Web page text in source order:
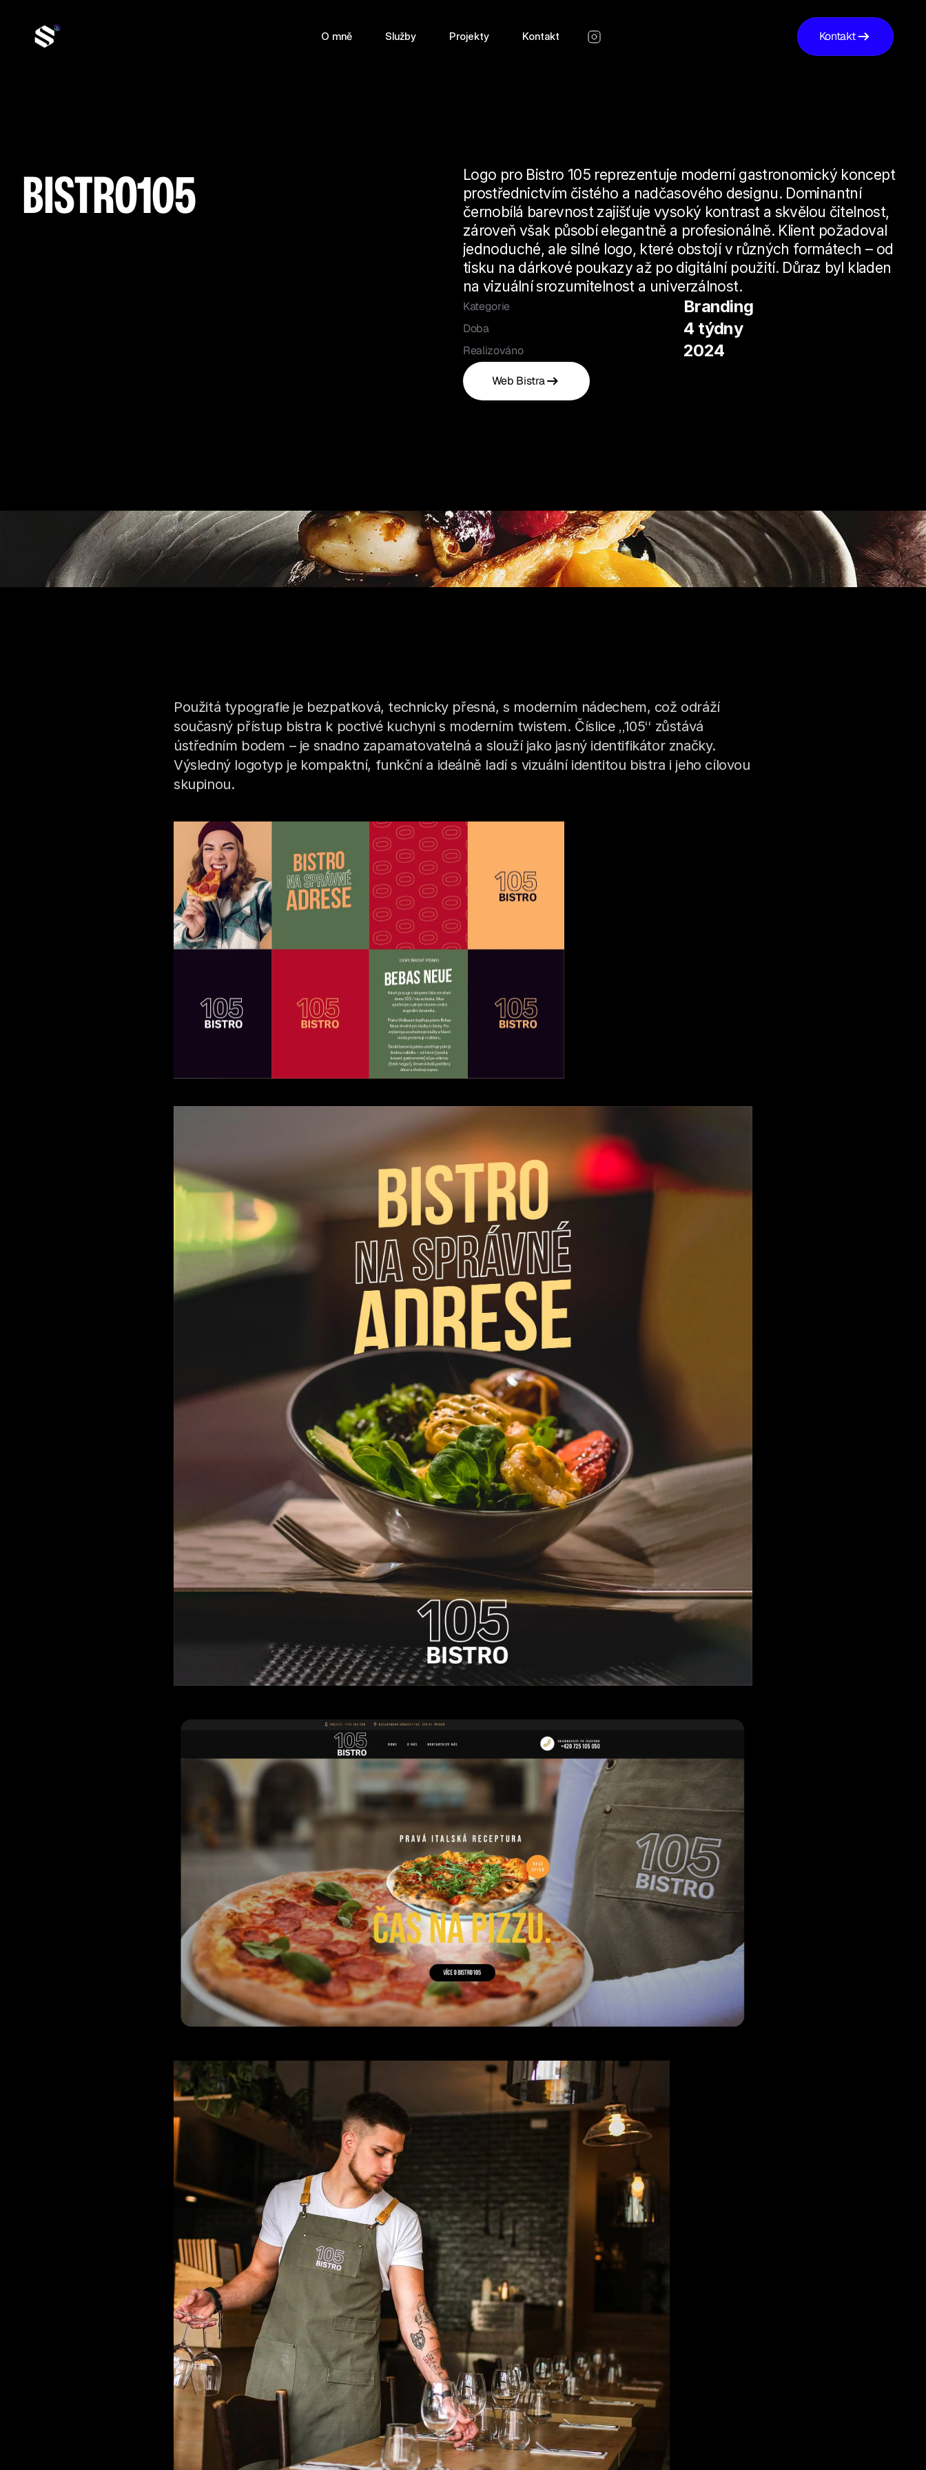
O mně Služby Projekty Kontakt Kontakt
BISTRO105
Logo pro Bistro 105 reprezentuje moderní gastronomický koncept
prostřednictvím čistého a nadčasového designu. Dominantní
černobílá barevnost zajišťuje vysoký kontrast a skvělou čitelnost,
zároveň však působí elegantně a profesionálně. Klient požadoval
jednoduché, ale silné logo, které obstojí v různých formátech – od
tisku na dárkové poukazy až po digitální použití. Důraz byl kladen
na vizuální srozumitelnost a univerzálnost.
Kategorie Branding
Doba 4 týdny
Realizováno 2024
Web Bistra
Použitá typografie je bezpatková, technicky přesná, s moderním nádechem, což odráží
současný přístup bistra k poctivé kuchyni s moderním twistem. Číslice „105“ zůstává
ústředním bodem – je snadno zapamatovatelná a slouží jako jasný identifikátor značky.
Výsledný logotyp je kompaktní, funkční a ideálně ladí s vizuální identitou bistra i jeho cílovou
skupinou.